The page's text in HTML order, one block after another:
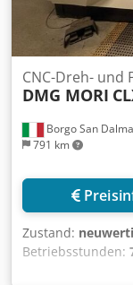
Borgo San
791 km
CNC-Dreh- und
DMG MORI
Zustand:
Betriebsstunden: